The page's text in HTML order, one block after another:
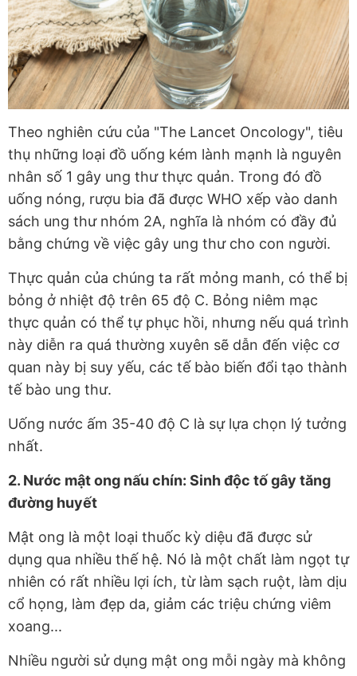
Theo nghiên cứu của "The Lancet Oncology", tiêu
thụ những loại đồ uống kém lành mạnh là nguyên
nhân số 1 gây ung thư thực quản. Trong đó đồ
uống nóng, rượu bia đã được WHO xếp vào danh
sách ung thư nhóm 2A, nghĩa là nhóm có đầy đủ
bằng chứng về việc gây ung thư cho con người.
Thực quản của chúng ta rất mỏng manh, có thể bị
bỏng ở nhiệt độ trên 65 độ C. Bỏng niêm mạc
thực quản có thể tự phục hồi, nhưng nếu quá trình
này diễn ra quá thường xuyên sẽ dẫn đến việc cơ
quan này bị suy yếu, các tế bào biến đổi tạo thành
tế bào ung thư.
Uống nước ấm 35-40 độ C là sự lựa chọn lý tưởng
nhất.
2. Nước mật ong nấu chín: Sinh độc tố gây tăng
đường huyết
Mật ong là một loại thuốc kỳ diệu đã được sử
dụng qua nhiều thế hệ. Nó là một chất làm ngọt tự
nhiên có rất nhiều lợi ích, từ làm sạch ruột, làm dịu
cổ họng, làm đẹp da, giảm các triệu chứng viêm
xoang...
Nhiều người sử dụng mật ong mỗi ngày mà không